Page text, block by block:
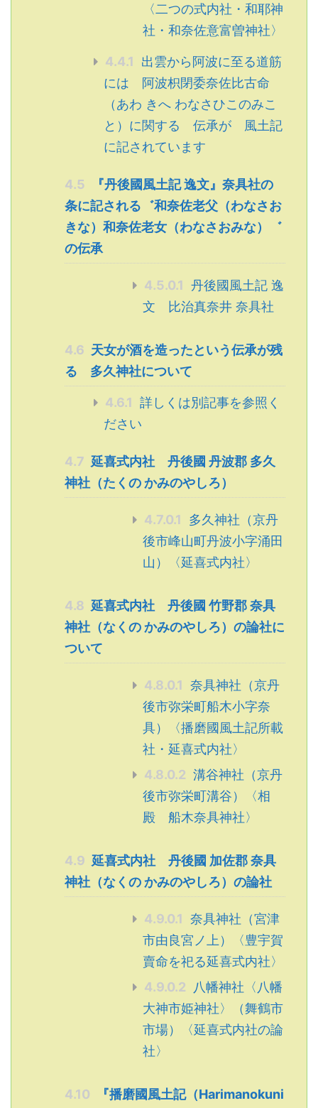
〈二つの式内社・和耶神
社・和奈佐意富曽神社〉
4.4.1
出雲から阿波に至る道筋
には 阿波枳閉委奈佐比古命
（あわ きへ わなさひこのみこ
と）に関する 伝承が 風土記
に記されています
4.5
『丹後國風土記 逸文』奈具社の
条に記される゛和奈佐老父（わなさお
きな）和奈佐老女（わなさおみな）゛
の伝承
4.5.0.1 丹後國風土記 逸
文 比治真奈井 奈具社
4.6 天女が酒を造ったという伝承が残
る 多久神社について
4.6.1 詳しくは別記事を参照く
ださい
4.7 延喜式内社 丹後國 丹波郡 多久
神社（たくの かみのやしろ）
4.7.0.1
多久神社（京丹
後市峰山町丹波小字涌田
山）〈延喜式内社〉
4.8 延喜式内社 丹後國 竹野郡 奈具
神社（なくの かみのやしろ）の論社に
ついて
4.8.0.1 奈具神社（京丹
後市弥栄町船木小字奈
具）〈播磨國風土記所載
社・延喜式内社〉
4.8.0.2 溝谷神社（京丹
後市弥栄町溝谷）〈相
殿 船木奈具神社〉
4.9 延喜式内社 丹後國 加佐郡 奈具
神社（なくの かみのやしろ）の論社
4.9.0.1 奈具神社（宮津
市由良宮ノ上）〈豊宇賀
賣命を祀る延喜式内社〉
4.9.0.2
八幡神社〈八幡
大神市姫神社〉（舞鶴市
市場）〈延喜式内社の論
社〉
4.10
『播磨國風土記（Harimanokuni